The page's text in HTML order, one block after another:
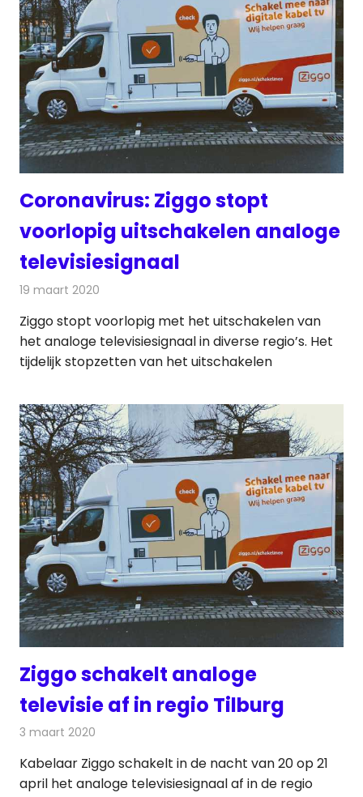
Coronavirus: Ziggo stopt
voorlopig uitschakelen analoge
televisiesignaal
19 maart 2020
Ziggo stopt voorlopig met het uitschakelen van
het analoge televisiesignaal in diverse regio’s. Het
tijdelijk stopzetten van het uitschakelen
Ziggo schakelt analoge
televisie af in regio Tilburg
3 maart 2020
Kabelaar Ziggo schakelt in de nacht van 20 op 21
april het analoge televisiesignaal af in de regio